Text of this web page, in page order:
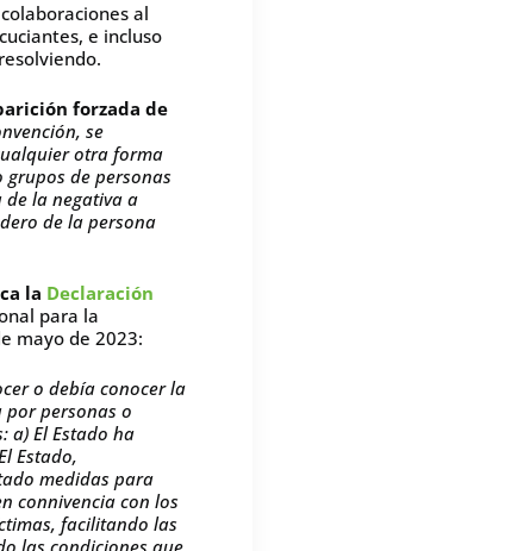
al
e incluso
forzada de
se
otra forma
grupos de personas
de la negativa a
de la persona
la Declaración
para la
mayo de 2023:
o debía conocer la
por personas o
a) El Estado ha
Estado,
medidas para
connivencia con los
facilitando las
las condiciones que